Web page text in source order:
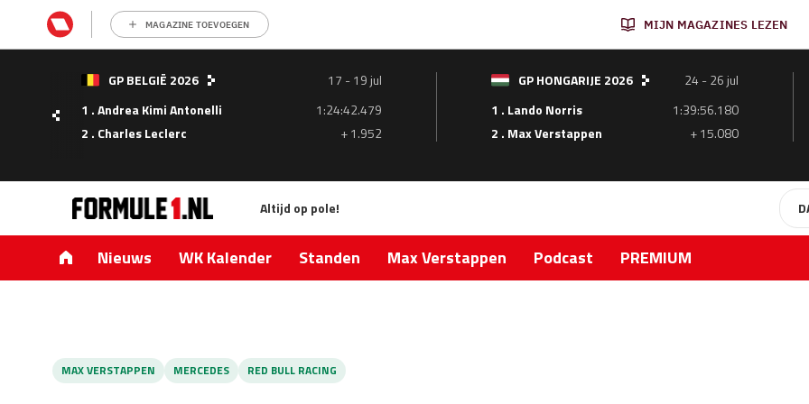
MAGAZINE TOEVOEGEN MIJN MAGAZINES LEZEN
GP BELGIË 2026
17 - 19 jul
1 . Andrea Kimi Antonelli
1:24:42.479
2 . Charles Leclerc
+ 1.952
GP HONGARIJE 2026
24 - 26 jul
1 . Lando Norris
1:39:56.180
2 . Max Verstappen
+ 15.080
Altijd op pole!
Nieuws WK Kalender Standen Max Verstappen Podcast PREMIUM
MAX VERSTAPPEN MERCEDES RED BULL RACING